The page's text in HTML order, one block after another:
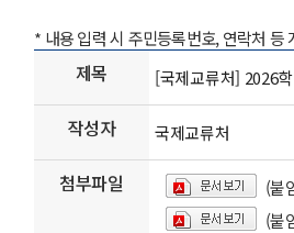
* 내용 입력 시 주민등록번호, 연락처 등
제목 [국제교류처] 2026
작성자 국제교류처
첨부파일
(붙
(붙